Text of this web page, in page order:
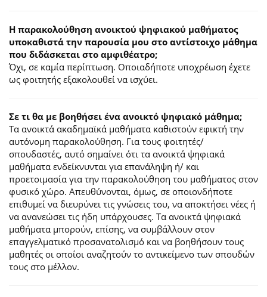
Η παρακολούθηση ανοικτού ψηφιακού μαθήματος
υποκαθιστά την παρουσία μου στο αντίστοιχο μάθημα
που διδάσκεται στο αμφιθέατρο;
Όχι, σε καμία περίπτωση. Οποιαδήποτε υποχρέωση έχετε
ως φοιτητής εξακολουθεί να ισχύει.
Σε τι θα με βοηθήσει ένα ανοικτό ψηφιακό μάθημα;
Τα ανοικτά ακαδημαϊκά μαθήματα καθιστούν εφικτή την
αυτόνομη παρακολούθηση. Για τους φοιτητές/
σπουδαστές, αυτό σημαίνει ότι τα ανοικτά ψηφιακά
μαθήματα ενδείκνυνται για επανάληψη ή/ και
προετοιμασία για την παρακολούθηση του μαθήματος στον
φυσικό χώρο. Απευθύνονται, όμως, σε οποιονδήποτε
επιθυμεί να διευρύνει τις γνώσεις του, να αποκτήσει νέες ή
να ανανεώσει τις ήδη υπάρχουσες. Τα ανοικτά ψηφιακά
μαθήματα μπορούν, επίσης, να συμβάλλουν στον
επαγγελματικό προσανατολισμό και να βοηθήσουν τους
μαθητές οι οποίοι αναζητούν το αντικείμενο των σπουδών
τους στο μέλλον.